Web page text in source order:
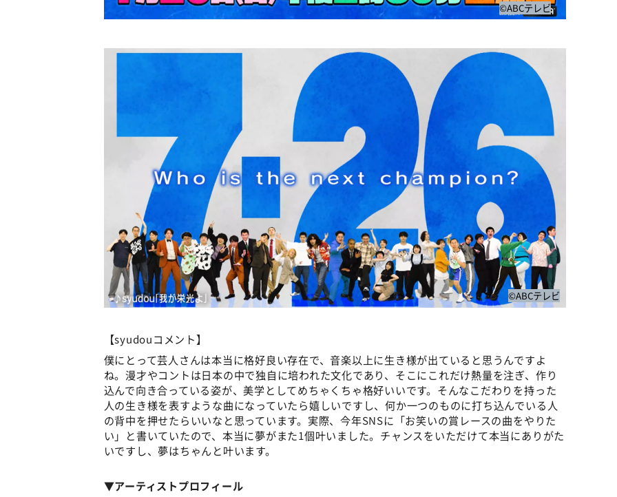
©ABCテレビ
©ABCテレビ
【syudouコメント】
僕にとって芸人さんは本当に格好良い存在で、音楽以上に生き様が出ていると思うんですよ
ね。漫才やコントは日本の中で独自に培われた文化であり、そこにこれだけ熱量を注ぎ、作り
込んで向き合っている姿が、美学としてめちゃくちゃ格好いいです。そんなこだわりを持った
人の生き様を表すような曲になっていたら嬉しいですし、何か一つのものに打ち込んでいる人
の背中を押せたらいいなと思っています。実際、今年SNSに「お笑いの賞レースの曲をやりた
い」と書いていたので、本当に夢がまた1個叶いました。チャンスをいただけて本当にありがた
いですし、夢はちゃんと叶います。
▼アーティストプロフィール